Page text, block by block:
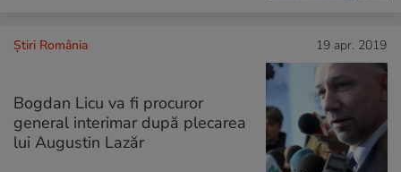
Știri România 19 apr. 2019
Bogdan Licu va fi procuror
general interimar după plecarea
lui Augustin Lazăr